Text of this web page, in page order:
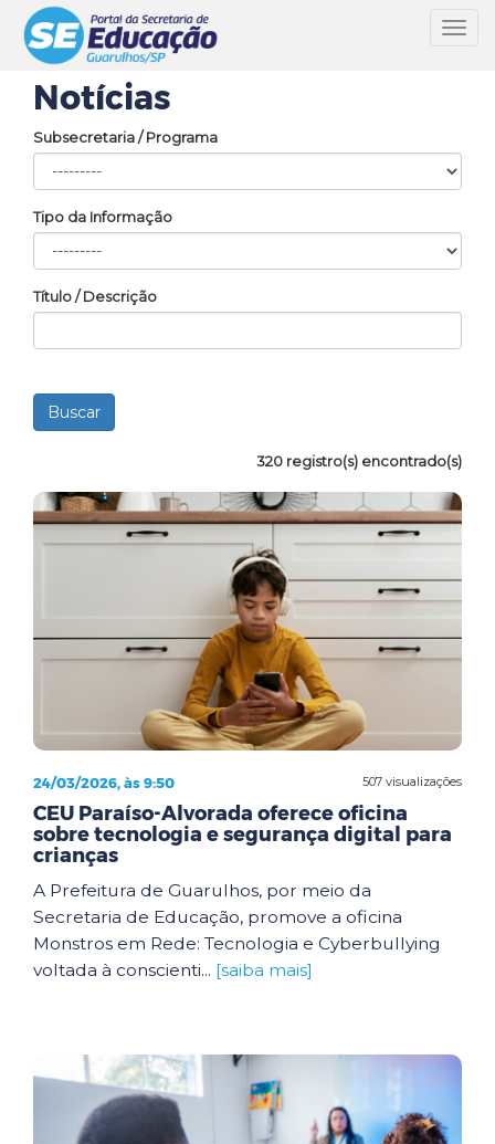
Notícias
Subsecretaria / Programa
Tipo da Informação
Título / Descrição
320 registro(s) encontrado(s)
507 visualizações
24/03/2026, às 9:50
CEU Paraíso-Alvorada oferece oficina
sobre tecnologia e segurança digital para
crianças
A Prefeitura de Guarulhos, por meio da
Secretaria de Educação, promove a oficina
Monstros em Rede: Tecnologia e Cyberbullying
voltada à conscienti... [saiba mais]